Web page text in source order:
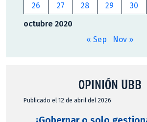
octubre 2020
26
27 28 29 30
« Sep Nov »
OPINIÓN UBB
Publicado el 12 de abril del 2026